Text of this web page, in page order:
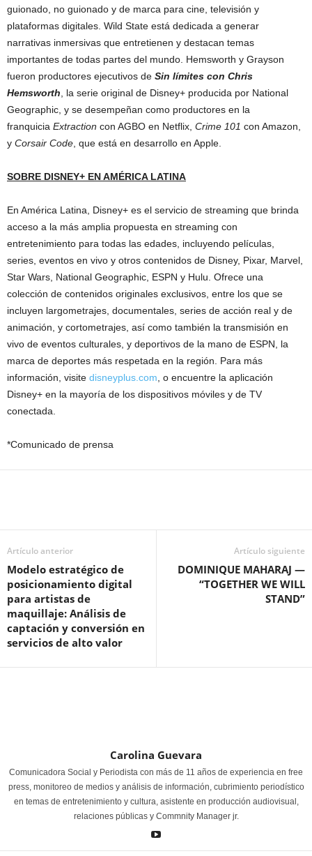
guionado, no guionado y de marca para cine, televisión y
plataformas digitales. Wild State está dedicada a generar
narrativas inmersivas que entretienen y destacan temas
importantes de todas partes del mundo. Hemsworth y Grayson
fueron productores ejecutivos de Sin límites con Chris
Hemsworth , la serie original de Disney+ producida por National
Geographic, y se desempeñan como productores en la
franquicia Extraction con AGBO en Netflix, Crime 101 con Amazon,
y Corsair Code , que está en desarrollo en Apple.
SOBRE DISNEY+ EN AMÉRICA LATINA
En América Latina, Disney+ es el servicio de streaming que brinda
acceso a la más amplia propuesta en streaming con
entretenimiento para todas las edades, incluyendo películas,
series, eventos en vivo y otros contenidos de Disney, Pixar, Marvel,
Star Wars, National Geographic, ESPN y Hulu. Ofrece una
colección de contenidos originales exclusivos, entre los que se
incluyen largometrajes, documentales, series de acción real y de
animación, y cortometrajes, así como también la transmisión en
vivo de eventos culturales, y deportivos de la mano de ESPN, la
marca de deportes más respetada en la región. Para más
información, visite disneyplus.com , o encuentre la aplicación
Disney+ en la mayoría de los dispositivos móviles y de TV
conectada.
*Comunicado de prensa
Artículo anterior
Modelo estratégico de
posicionamiento digital
para artistas de
maquillaje: Análisis de
captación y conversión en
servicios de alto valor
Artículo siguiente
DOMINIQUE MAHARAJ —
“TOGETHER WE WILL
STAND”
Carolina Guevara
Comunicadora Social y Periodista con más de 11 años de experiencia en free
press, monitoreo de medios y análisis de información, cubrimiento periodístico
en temas de entretenimiento y cultura, asistente en producción audiovisual,
relaciones públicas y Commnity Manager jr.